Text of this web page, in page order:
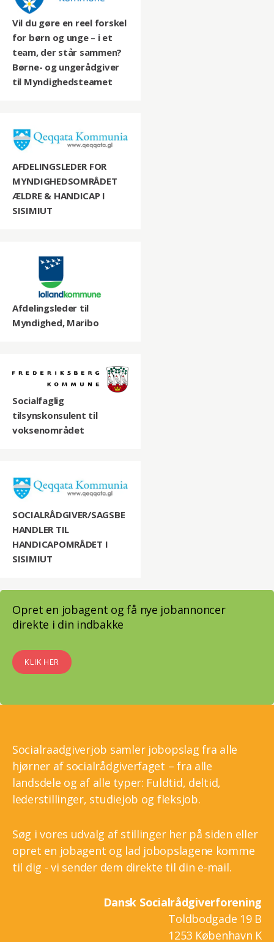
Vil du gøre en reel forskel
for børn og unge – i et
team, der står sammen?
Børne- og ungerådgiver
til Myndighedsteamet
AFDELINGSLEDER FOR
MYNDIGHEDSOMRÅDET
ÆLDRE & HANDICAP I
SISIMIUT
Afdelingsleder til
Myndighed, Maribo
Socialfaglig
tilsynskonsulent til
voksenområdet
SOCIALRÅDGIVER/SAGSBE
HANDLER TIL
HANDICAPOMRÅDET I
SISIMIUT
Opret en jobagent og få nye jobannoncer
direkte i din indbakke
KLIK HER
Socialraadgiverjob samler jobopslag fra alle
hjørner af socialrådgiverfaget – fra alle
landsdele og af alle typer: Fuldtid, deltid,
lederstillinger, studiejob og fleksjob.
Søg i vores udvalg af stillinger her på siden eller
opret en jobagent og lad jobopslagene komme
til dig - vi sender dem direkte til din e-mail.
Dansk Socialrådgiverforening
Toldbodgade 19 B
1253 København K